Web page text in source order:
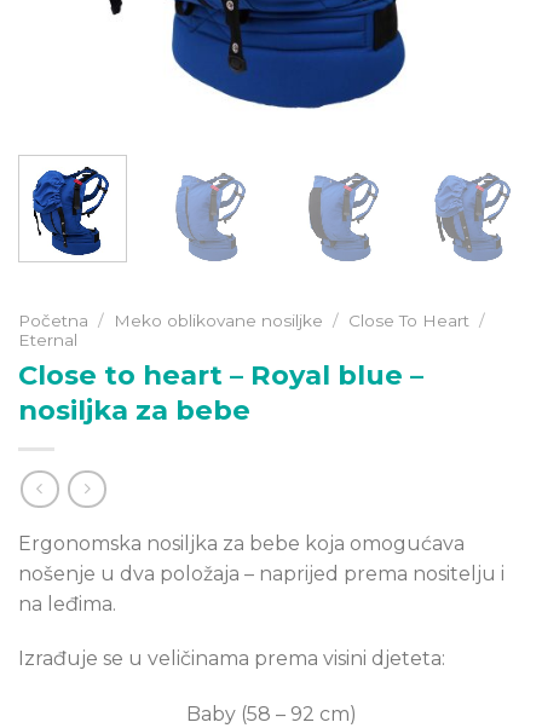
Početna / Meko oblikovane nosiljke / Close To Heart /
Eternal
Close to heart – Royal blue –
nosiljka za bebe
Ergonomska nosiljka za bebe koja omogućava
nošenje u dva položaja – naprijed prema nositelju i
na leđima.
Izrađuje se u veličinama prema visini djeteta:
Baby (58 – 92 cm)